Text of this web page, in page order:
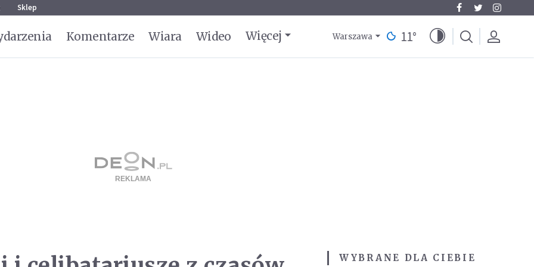
Sklep
Komentarze Wiara Wideo Więcej Warszawa 11°
WYBRANE DLA CIEBIE